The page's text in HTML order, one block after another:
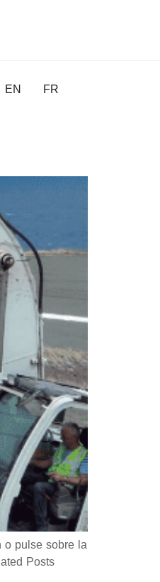
EN FR
o pulse sobre la
Posts